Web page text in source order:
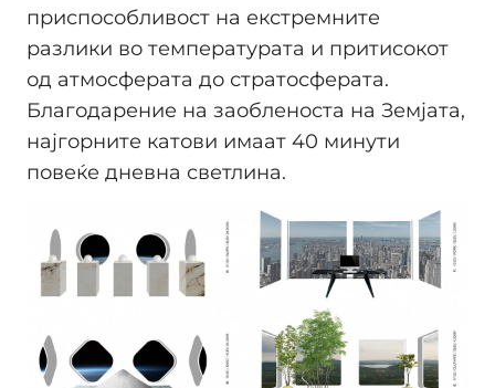
приспособливост на екстремните
разлики во температурата и притисокот
од атмосферата до стратосферата.
Благодарение на заобленоста на Земјата,
најгорните катови имаат 40 минути
повеќе дневна светлина.